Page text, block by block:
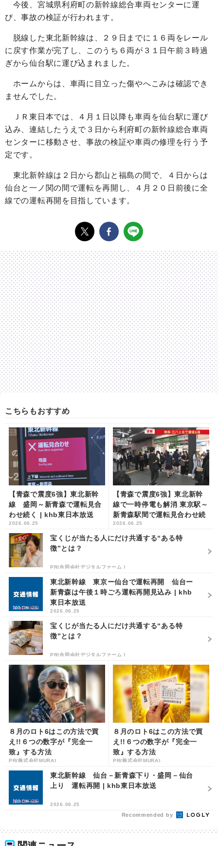
今後、宮城県利府町の新幹線総合車両センターに運
び、事故の検証が行われます。
脱線した東北新幹線は、２９日までに１６両をレール
に戻す作業が完了し、このうち６両が３１日午前３時過
ぎから仙台駅に運び込まれました。
ホームからは、車両に目立った傷やへこみは確認でき
ませんでした。
ＪＲ東日本では、４月１日以降も車両を仙台駅に運び
込み、連結したうえで３日から利府町の新幹線総合車両
センターに移動させ、事故の検証や車両の修理を行う予
定です。
東北新幹線は２日から郡山と福島の間で、４日からは
仙台と一ノ関の間で運転を再開し、４月２０日前後に全
線での運転再開を目指しています。
こちらもおすすめ
【青森で震度6強】東北新幹
線 盛岡～新青森で運転見合
わせ続く | khb東日本放送
2026.06.25
【青森で震度6強】東北新幹
線で一時停電も解消 東京駅～
新青森駅間で運転見合わせ続
く | khb東日本放送
2026.06.25
宝くじが当たる人にだけ共通する“ある特
徴”とは？
PR(合同会社デジタルファーム )
東北新幹線 東京ー仙台で運転再開 仙台ー
新青森は午後１時ごろ運転再開見込み | khb
東日本放送
2026.06.25
宝くじが当たる人にだけ共通する“ある特
徴”とは？
PR(合同会社デジタルファーム )
８月のロト6はこの方法で買
え!!６つの数字が『完全一
致』する方法
PR(株式会社MURA)
８月のロト6はこの方法で買
え!!６つの数字が『完全一
致』する方法
PR(株式会社MURA)
東北新幹線 仙台－新青森下り・盛岡－仙台
上り 運転再開 | khb東日本放送
2026.06.25
Recommended by